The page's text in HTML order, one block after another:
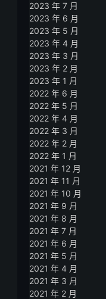
2023 年 7 月
2023 年 6 月
2023 年 5 月
2023 年 4 月
2023 年 3 月
2023 年 2 月
2023 年 1 月
2022 年 6 月
2022 年 5 月
2022 年 4 月
2022 年 3 月
2022 年 2 月
2022 年 1 月
2021 年 12 月
2021 年 11 月
2021 年 10 月
2021 年 9 月
2021 年 8 月
2021 年 7 月
2021 年 6 月
2021 年 5 月
2021 年 4 月
2021 年 3 月
2021 年 2 月